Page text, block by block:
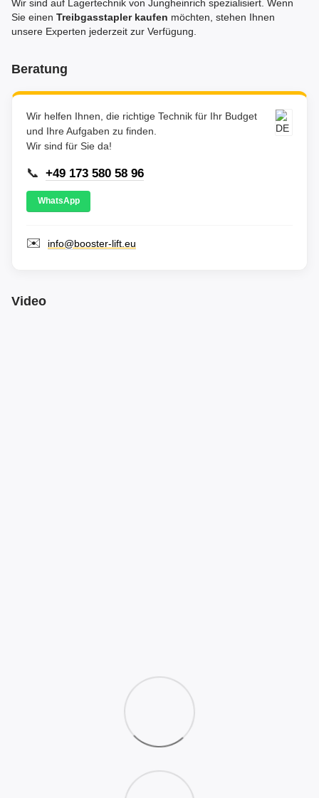
Wir sind auf Lagertechnik von Jungheinrich spezialisiert. Wenn
Sie einen Treibgasstapler kaufen möchten, stehen Ihnen
unsere Experten jederzeit zur Verfügung.
Beratung
Wir helfen Ihnen, die richtige Technik für Ihr Budget
und Ihre Aufgaben zu finden.
Wir sind für Sie da!
📞 +49 173 580 58 96
WhatsApp
✉️ info@booster-lift.eu
Video